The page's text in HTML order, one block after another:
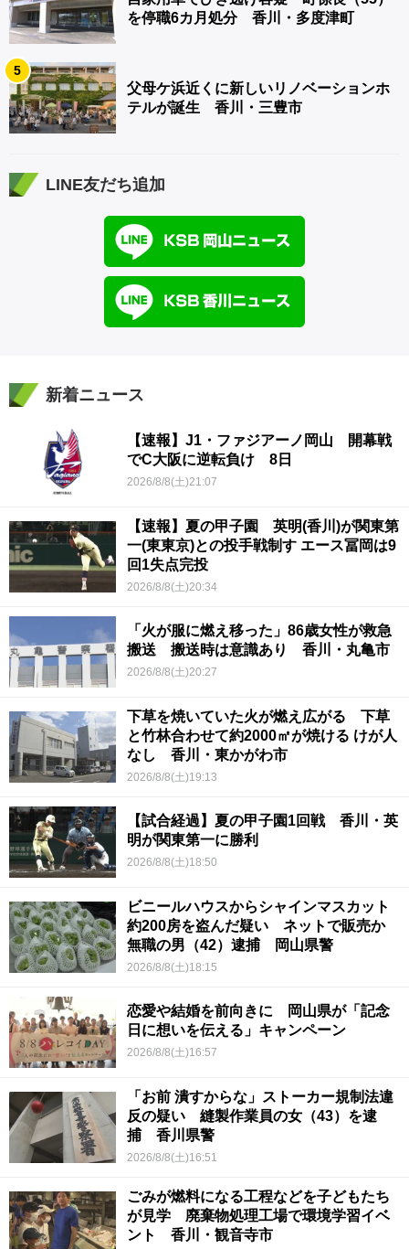
を停職6カ月処分 香川・多度津町
5
父母ケ浜近くに新しいリノベーションホ
テルが誕生 香川・三豊市
LINE友だち追加
新着ニュース
【速報】J1・ファジアーノ岡山 開幕戦
でC大阪に逆転負け 8日
2026/8/8(土)21:07
【速報】夏の甲子園 英明(香川)が関東第
一(東東京)との投手戦制す エース冨岡は9
回1失点完投
2026/8/8(土)20:34
「火が服に燃え移った」86歳女性が救急
搬送 搬送時は意識あり 香川・丸亀市
2026/8/8(土)20:27
下草を焼いていた火が燃え広がる 下草
と竹林合わせて約2000㎡が焼ける けが人
なし 香川・東かがわ市
2026/8/8(土)19:13
【試合経過】夏の甲子園1回戦 香川・英
明が関東第一に勝利
2026/8/8(土)18:50
ビニールハウスからシャインマスカット
約200房を盗んだ疑い ネットで販売か
無職の男（42）逮捕 岡山県警
2026/8/8(土)18:15
恋愛や結婚を前向きに 岡山県が「記念
日に想いを伝える」キャンペーン
2026/8/8(土)16:57
「お前 潰すからな」ストーカー規制法違
反の疑い 縫製作業員の女（43）を逮
捕 香川県警
2026/8/8(土)16:51
ごみが燃料になる工程などを子どもたち
が見学 廃棄物処理工場で環境学習イベ
ント 香川・観音寺市